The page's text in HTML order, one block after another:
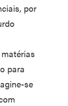
por
para
se